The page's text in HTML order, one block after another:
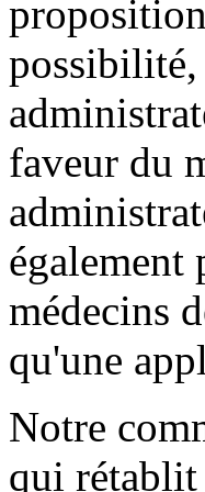
possibilité,
faveur du
également
médecins
qu'une
Notre
qui rétablit